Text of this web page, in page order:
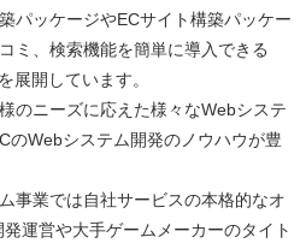
パッケージやECサイト構築パッケー
ミ、検索機能を簡単に導入できる
展開しています。
のニーズに応えた様々なWebシステ
のWebシステム開発のノウハウが豊
事業では自社サービスの本格的なオ
運営や大手ゲームメーカーのタイト